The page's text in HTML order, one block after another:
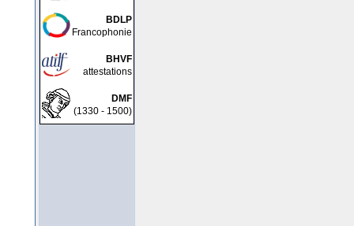
BDLP
Francophonie
BHVF
attestations
DMF
(1330 - 1500)